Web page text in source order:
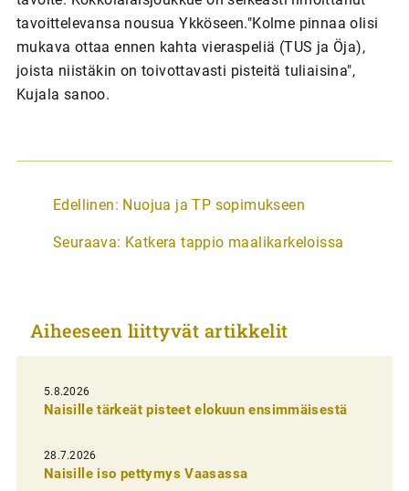
tavoittelevansa nousua Ykköseen."Kolme pinnaa olisi
mukava ottaa ennen kahta vieraspeliä (TUS ja Öja),
joista niistäkin on toivottavasti pisteitä tuliaisina",
Kujala sanoo.
A
t
k
e
l
i
e
n
Edellinen: Nuojua ja TP sopimukseen
Seuraava: Katkera tappio maalikarkeloissa
Aiheeseen liittyvät artikkelit
5.8.2026
Naisille tärkeät pisteet elokuun ensimmäisestä
28.7.2026
Naisille iso pettymys Vaasassa